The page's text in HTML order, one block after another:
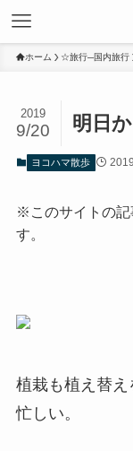
ホーム ☆旅行─国内旅行
明日
2019
9/20
ヨコハマ散歩
※このサイトの記
す。
植栽も植え替
忙しい。